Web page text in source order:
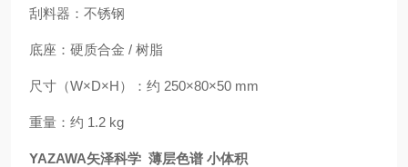
刮料器：不锈钢
底座：硬质合金 / 树脂
尺寸（W×D×H）：约 250×80×50 mm
重量：约 1.2 kg
YAZAWA矢泽科学 薄层色谱 小体积